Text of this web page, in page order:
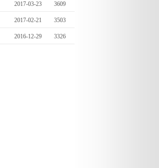
2017-03-23 3609
2017-02-21 3503
2016-12-29 3326